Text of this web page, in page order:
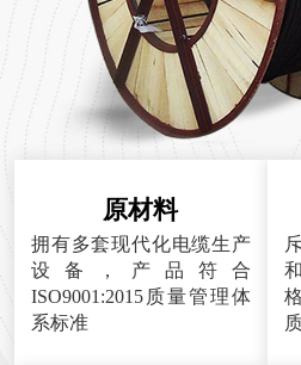
原材料
拥有多套现代化电缆生产
设备，产品符合
ISO9001:2015质量管理体
系标准